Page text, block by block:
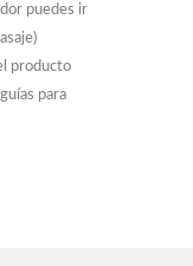
puedes ir
producto
para